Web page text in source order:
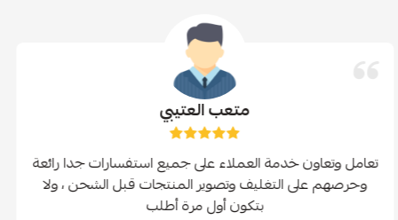
متعب العتيبي
تعامل وتعاون خدمة العملاء على جميع استفسارات جدا رائعة
وحرصهم على التغليف وتصوير المنتجات قبل الشحن ، ولا
بتكون أول مرة أطلب